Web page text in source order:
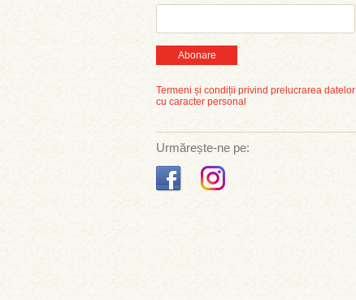
Abonare
Termeni și condiții privind prelucrarea datelor
cu caracter personal
Urmărește-ne pe: